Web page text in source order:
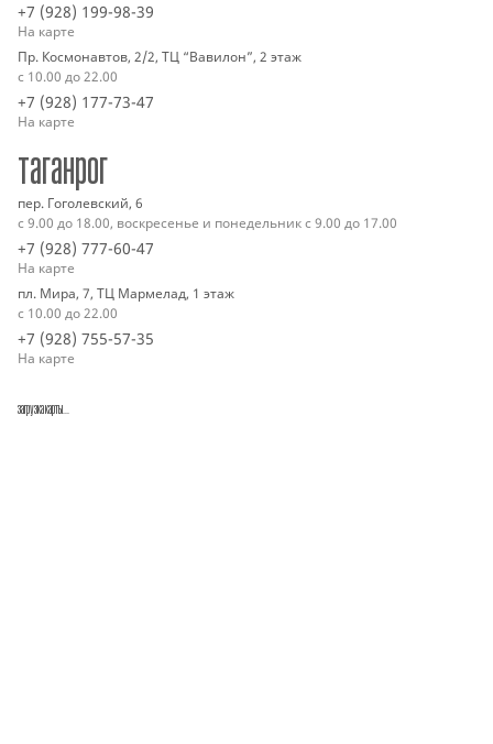
+7 (928) 199-98-39
На карте
Пр. Космонавтов, 2/2, ТЦ “Вавилон”, 2 этаж
с 10.00 до 22.00
+7 (928) 177-73-47
На карте
таганрог
пер. Гоголевский, 6
с 9.00 до 18.00, воскресенье и понедельник с 9.00 до 17.00
+7 (928) 777-60-47
На карте
пл. Мира, 7, ТЦ Мармелад, 1 этаж
с 10.00 до 22.00
+7 (928) 755-57-35
На карте
загрузка карты...